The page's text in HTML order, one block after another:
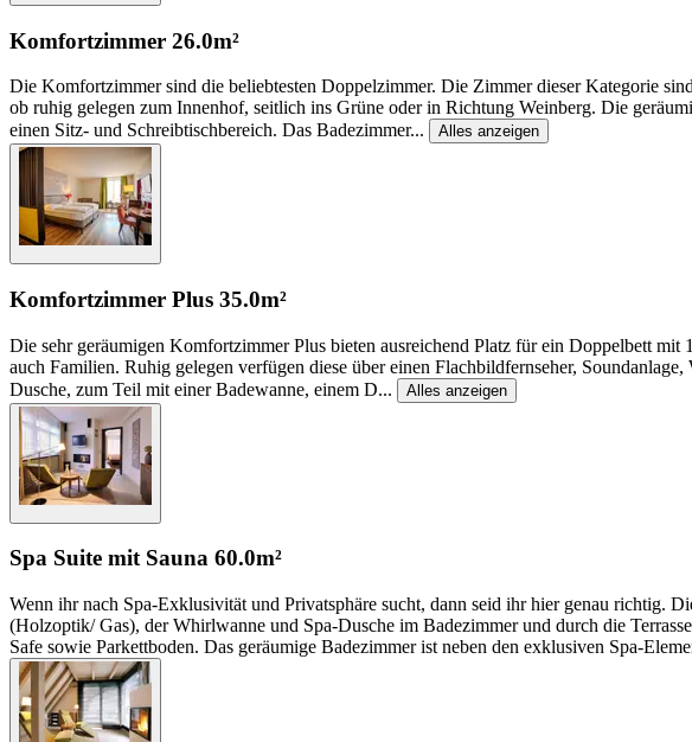
Komfortzimmer 26.0m²
Die Komfortzimmer sind die beliebtesten Doppelzimmer. Die Zimmer dieser Kategorie
ob ruhig gelegen zum Innenhof, seitlich ins Grüne oder in Richtung Weinberg. Die
einen Sitz- und Schreibtischbereich. Das Badezimmer... Alles anzeigen
Komfortzimmer Plus 35.0m²
Die sehr geräumigen Komfortzimmer Plus bieten ausreichend Platz für ein Doppelbett
auch Familien. Ruhig gelegen verfügen diese über einen Flachbildfernseher,
Dusche, zum Teil mit einer Badewanne, einem D... Alles anzeigen
Spa Suite mit Sauna 60.0m²
Wenn ihr nach Spa-Exklusivität und Privatsphäre sucht, dann seid ihr hier genau richtig.
(Holzoptik/ Gas), der Whirlwanne und Spa-Dusche im Badezimmer und durch die
Safe sowie Parkettboden. Das geräumige Badezimmer ist neben den exklusiven Spa-